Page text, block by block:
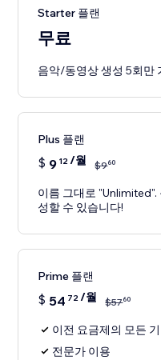
Starter 플랜
무료
음악/동영상 생성 5회만
Plus 플랜
$ 9 12/월 $960
이름 그대로 "Unlimited".
성할 수 있습니다!
Prime 플랜
$ 54 72/월 $5760
이전 요금제의 모든
전문가 이용